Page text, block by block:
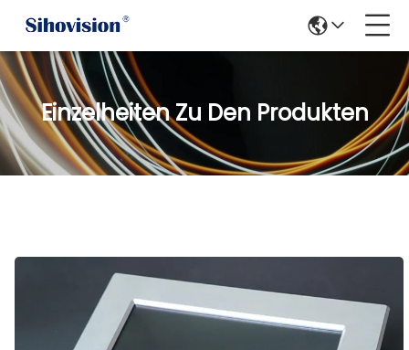
Einzelheiten Zu Den Produkten